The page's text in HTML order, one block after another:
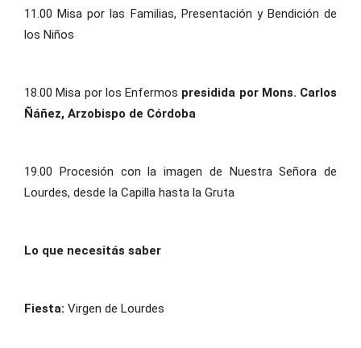
11.00 Misa por las Familias, Presentación y Bendición de
los Niños
18.00 Misa por los Enfermos presidida por Mons. Carlos
Ñáñez, Arzobispo de Córdoba
19.00 Procesión con la imagen de Nuestra Señora de
Lourdes, desde la Capilla hasta la Gruta
Lo que necesitás saber
Fiesta: Virgen de Lourdes